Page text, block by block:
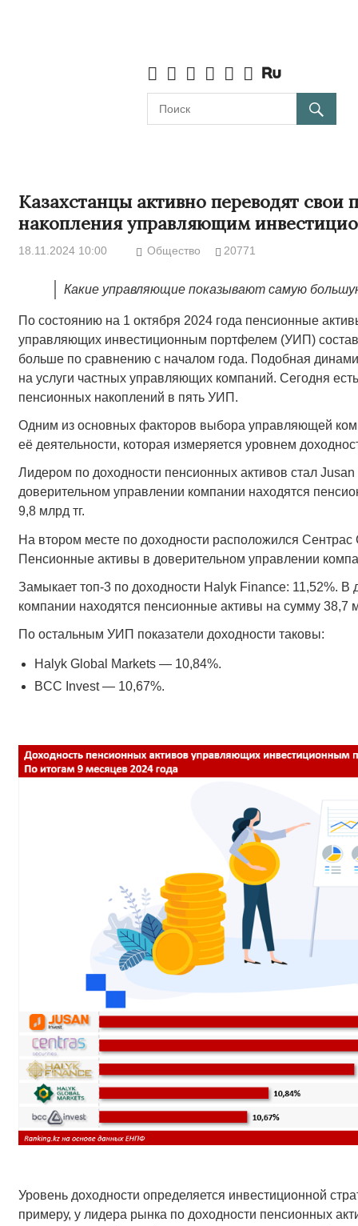
Казахстанцы активно переводят свои
накопления управляющим
18.11.2024 10:00 Общество 20771
Какие управляющие показывают самую
По состоянию на 1 октября 2024 года пенсионные
управляющих инвестиционным портфелем (УИП)
больше по сравнению с началом года. Подобная
на услуги частных управляющих компаний. Сегодня
пенсионных накоплений в пять УИП.
Одним из основных факторов выбора управляющей
её деятельности, которая измеряется уровнем
Лидером по доходности пенсионных активов стал
доверительном управлении компании находятся
9,8 млрд тг.
На втором месте по доходности расположился Сентрас
Пенсионные активы в доверительном управлении
Замыкает топ-3 по доходности Halyk Finance: 11,52%. В
компании находятся пенсионные активы на сумму 38,7
По остальным УИП показатели доходности таковы:
Halyk Global Markets — 10,84%.
BCC Invest — 10,67%.
Уровень доходности определяется инвестиционной
примеру, у лидера рынка по доходности пенсионных